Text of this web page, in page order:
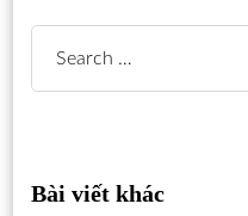
Search
for:
Bài viết khác